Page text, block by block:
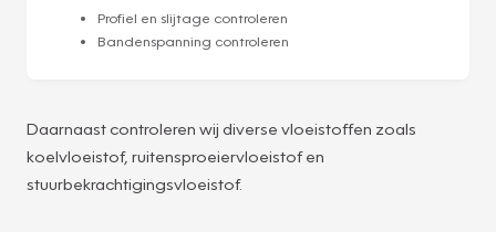
Profiel en slijtage controleren
Bandenspanning controleren
Daarnaast controleren wij diverse vloeistoffen zoals
koelvloeistof, ruitensproeiervloeistof en
stuurbekrachtigingsvloeistof.